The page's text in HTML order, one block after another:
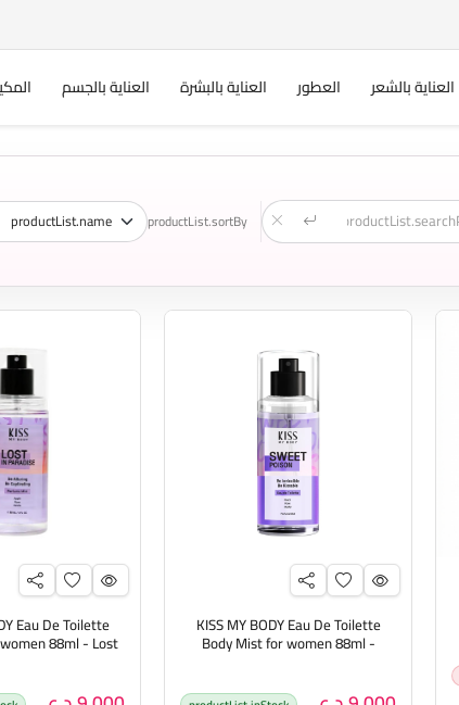
العناية بالشعر العطور العناية بالبشرة العناية بالجسم
productList.sortBy
KISS MY BODY Eau De Toilette
Body Mist for women 88ml -
Eau De Toilette
88ml - Lost